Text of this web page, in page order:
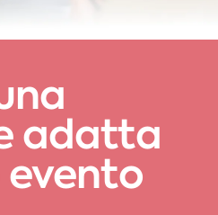
adatta